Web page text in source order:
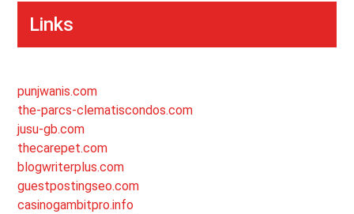
Links
punjwanis.com
the-parcs-clematiscondos.com
jusu-gb.com
thecarepet.com
blogwriterplus.com
guestpostingseo.com
casinogambitpro.info